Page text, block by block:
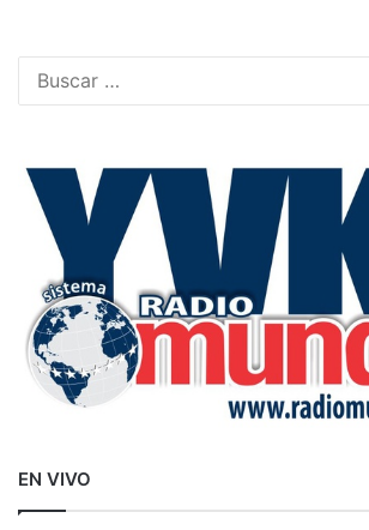
EN VIVO